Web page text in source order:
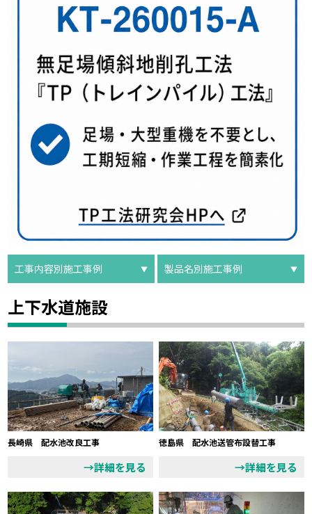
工事内容別施工事例 製品名別施工事例
上下水道施設
長崎県 配水池改良工事
→詳細を見る
徳島県 配水池送管布設替工事
→詳細を見る